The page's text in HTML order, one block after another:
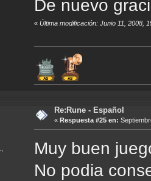
De nuevo
«Última modificación: Junio 11, 2008,
Re:Rune - Español
« Respuesta #25 en:
Muy buen
No podia